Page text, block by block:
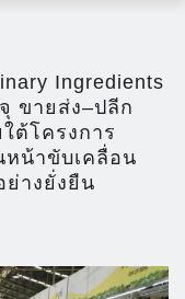
Ingredients
ขายส่ง–ปลีก
ต้โครงการ
หน้าขับเคลื่อน
างยั่งยืน